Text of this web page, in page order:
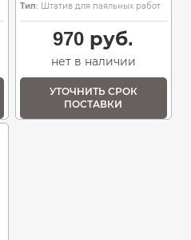
Тип: Штатив для паяльных работ
970 руб.
нет в наличии
УТОЧНИТЬ СРОК
ПОСТАВКИ